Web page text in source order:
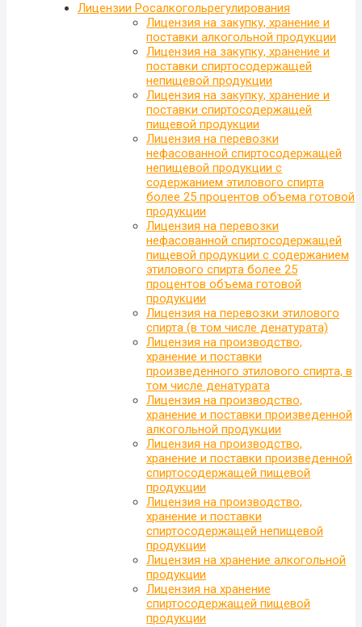
Лицензии Росалкогольрегулирования
Лицензия на закупку, хранение и
поставки алкогольной продукции
Лицензия на закупку, хранение и
поставки спиртосодержащей
непищевой продукции
Лицензия на закупку, хранение и
поставки спиртосодержащей
пищевой продукции
Лицензия на перевозки
нефасованной спиртосодержащей
непищевой продукции с
содержанием этилового спирта
более 25 процентов объема готовой
продукции
Лицензия на перевозки
нефасованной спиртосодержащей
пищевой продукции с содержанием
этилового спирта более 25
процентов объема готовой
продукции
Лицензия на перевозки этилового
спирта (в том числе денатурата)
Лицензия на производство,
хранение и поставки
произведенного этилового спирта, в
том числе денатурата
Лицензия на производство,
хранение и поставки произведенной
алкогольной продукции
Лицензия на производство,
хранение и поставки произведенной
спиртосодержащей пищевой
продукции
Лицензия на производство,
хранение и поставки
спиртосодержащей непищевой
продукции
Лицензия на хранение алкогольной
продукции
Лицензия на хранение
спиртосодержащей пищевой
продукции